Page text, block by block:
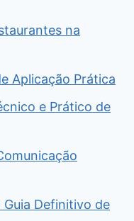
na
Aplicação Prática
e Prático de
Guia Definitivo de